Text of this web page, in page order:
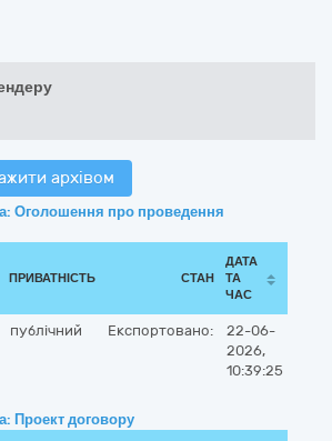
архівом
Оголошення про проведення
ПРИВАТНІСТЬ СТАН
ДАТА
ТА
ЧАС
публічний Експортовано:
22-06-
2026,
10:39:25
Проект договору